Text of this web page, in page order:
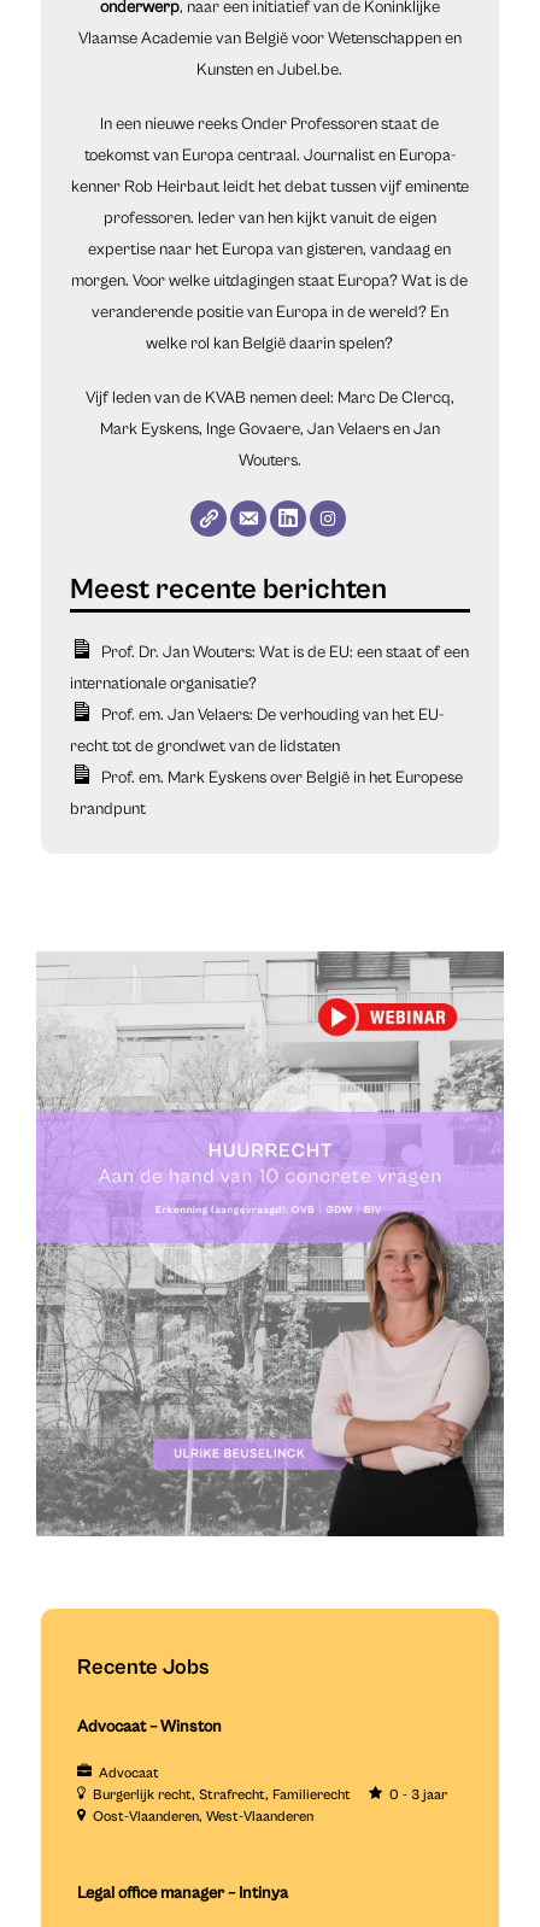
onderwerp, naar een initiatief van de Koninklijke
Vlaamse Academie van België voor Wetenschappen en
Kunsten en Jubel.be.
In een nieuwe reeks Onder Professoren staat de
toekomst van Europa centraal. Journalist en Europa-
kenner Rob Heirbaut leidt het debat tussen vijf eminente
professoren. Ieder van hen kijkt vanuit de eigen
expertise naar het Europa van gisteren, vandaag en
morgen. Voor welke uitdagingen staat Europa? Wat is de
veranderende positie van Europa in de wereld? En
welke rol kan België daarin spelen?
Vijf leden van de KVAB nemen deel: Marc De Clercq,
Mark Eyskens, Inge Govaere, Jan Velaers en Jan
Wouters.
Prof. Dr. Jan Wouters: Wat is de EU: een staat of een
internationale organisatie?
Prof. em. Jan Velaers: De verhouding van het EU-
recht tot de grondwet van de lidstaten
Prof. em. Mark Eyskens over België in het Europese
brandpunt
Recente Jobs
Advocaat – Winston
Advocaat
Burgerlijk recht Strafrecht Familierecht
0 - 3 jaar
Oost-Vlaanderen West-Vlaanderen
Legal office manager – Intinya